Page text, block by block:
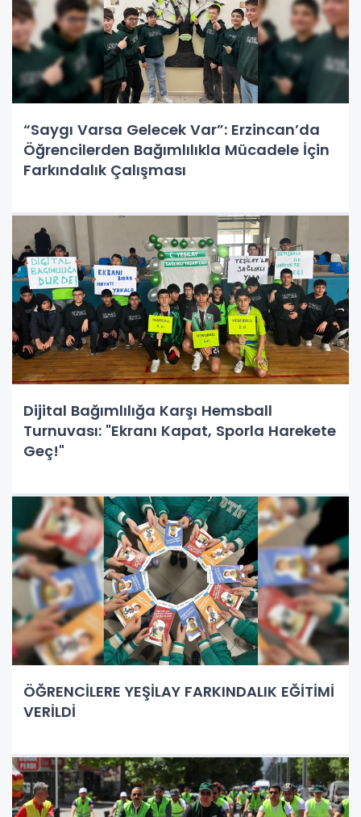
“Saygı Varsa Gelecek Var”: Erzincan’da
Öğrencilerden Bağımlılıkla Mücadele İçin
Farkındalık Çalışması
Dijital Bağımlılığa Karşı Hemsball
Turnuvası: "Ekranı Kapat, Sporla Harekete
Geç!"
ÖĞRENCİLERE YEŞİLAY FARKINDALIK EĞİTİMİ
VERİLDİ